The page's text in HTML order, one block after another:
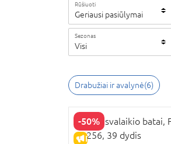
Rūšiuoti
Geriausi pasiūlymai
Sezonas
Visi
Drabužiai ir avalynė(6)
-50%
IŠPARDAVIMAS
FILA laisvalaikio batai,
13256, 39 dydis